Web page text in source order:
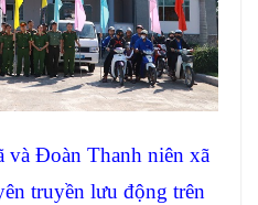
và Đoàn Thanh niên xã
truyền lưu động trên